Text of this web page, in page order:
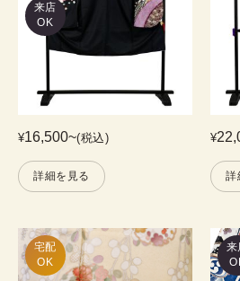
来店
OK
¥16,500~(税込)
詳細を見る
¥
詳
宅配
OK
来